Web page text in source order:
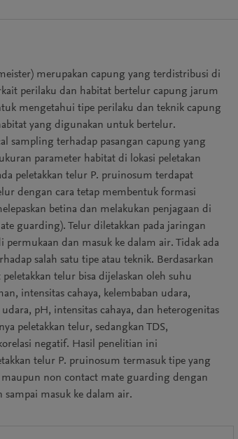
merupakan capung yang terdistribusi di
perilaku dan habitat bertelur capung jarum
mengetahui tipe perilaku dan teknik capung
yang digunakan untuk bertelur.
sampling terhadap pasangan capung yang
parameter habitat di lokasi peletakan
peletakkan telur P. pruinosum terdapat
dengan cara tetap membentuk formasi
betina dan melakukan penjagaan di
guarding). Telur diletakkan pada jaringan
dan masuk ke dalam air. Tidak ada
salah satu tipe atau teknik. Berdasarkan
telur bisa dijelaskan oleh suhu
intensitas cahaya, kelembaban udara,
pH, intensitas cahaya, dan heterogenitas
peletakkan telur, sedangkan TDS,
negatif. Hasil penelitian ini
telur P. pruinosum termasuk tipe yang
maupun non contact mate guarding dengan
masuk ke dalam air.